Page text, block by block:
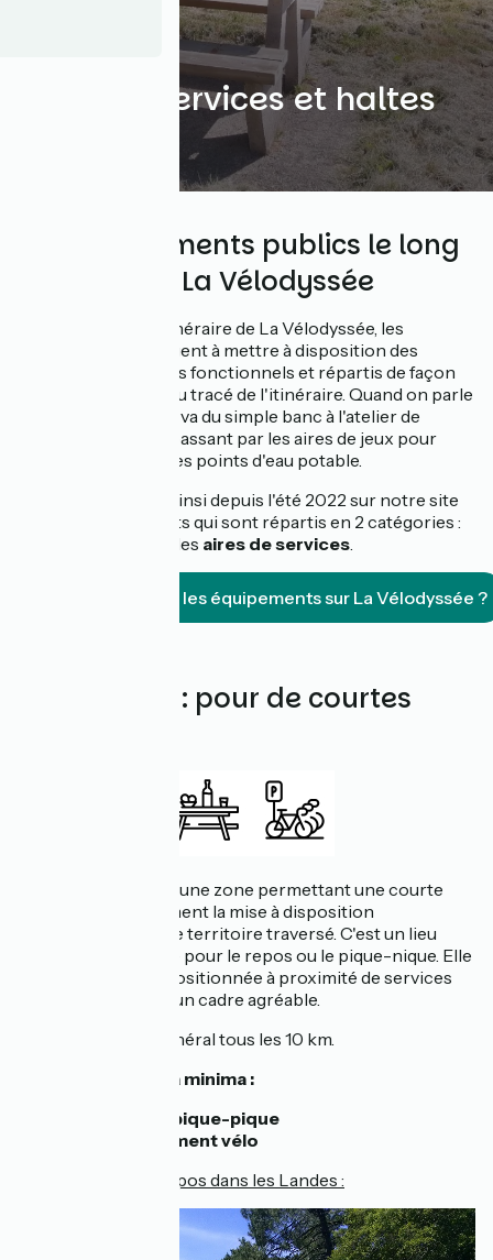
Aires de services et haltes
Des équipements publics le long
du tracé de La Vélodyssée
En développant l'itinéraire de La Vélodyssée, les
collectivités s'engagent à mettre à disposition des
équipements publics fonctionnels et répartis de façon
homogène le long du tracé de l'itinéraire. Quand on parle
d'équipements, cela va du simple banc à l'atelier de
réparation vélo en passant par les aires de jeux pour
enfants ou encore les points d'eau potable.
Nous référençons ainsi depuis l'été 2022 sur notre site
web, les équipements qui sont répartis en 2 catégories :
et les aires de services.
Comment trouver les équipements sur La Vélodyssée ?
Halte repos : pour de courtes
Une halte repos est une zone permettant une courte
halte et éventuellement la mise à disposition
d’informations sur le territoire traversé. C'est un lieu
propice à une pause pour le repos ou le pique-nique. Elle
est généralement positionnée à proximité de services
marchands et dans un cadre agréable.
On les trouve en général tous les 10 km.
Vous y trouverez à minima :
une table de pique-pique
du stationnement vélo
Exemple de halte repos dans les Landes :